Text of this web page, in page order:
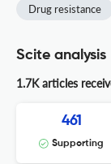
Drug resistance
Scite analysis
1.7K articles
461
Supporting